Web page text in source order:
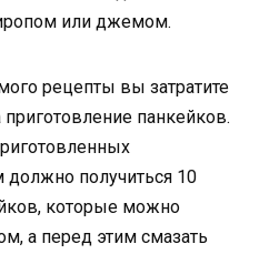
или джемом.
рецепты вы затратите
панкейков.
должно получиться 10
которые можно
а перед этим смазать